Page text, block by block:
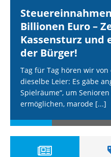
Billionen Euro –
Kassensturz und
der Bürger!
Tag für Tag hören wir
dieselbe Leier: Es gäbe
Spielräume“, um
ermöglichen, marode [...]